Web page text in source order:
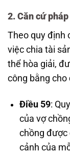
2. Căn cứ
Theo quy định
việc chia tài
thể hòa giải,
công bằng cho
Điều 59:
của vợ
chồng được
cảnh của